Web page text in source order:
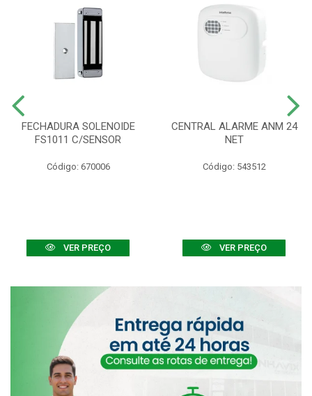
FECHADURA SOLENOIDE
FS1011 C/SENSOR
Código: 670006
VER PREÇO
CENTRAL ALARME ANM 24
NET
Código: 543512
VER PREÇO